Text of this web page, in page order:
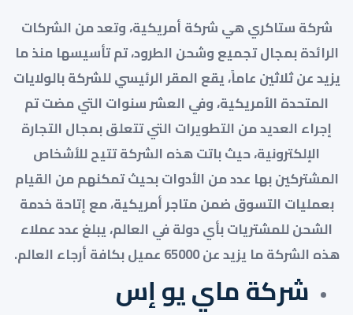
شركة ستاكري هي شركة أمريكية، وتعد من الشركات
الرائدة بمجال تجميع وشحن الطرود، تم تأسيسها منذ ما
يزيد عن ثلاثين عاماً، يقع المقر الرئيسي للشركة بالولايات
المتحدة الأمريكية، وفي العشر سنوات التي مضت تم
إجراء العديد من التطويرات التي تتعلق بمجال التجارة
الإلكترونية، حيث باتت هذه الشركة تتيح للأشخاص
المشتركين بها عدد من الأدوات بحيث تمكنهم من القيام
بعمليات التسوق ضمن متاجر أمريكية، مع إتاحة خدمة
الشحن للمشتريات بأي دولة في العالم، يبلغ عدد عملاء
هذه الشركة ما يزيد عن 65000 عميل بكافة أرجاء العالم.
شركة ماي يو إس